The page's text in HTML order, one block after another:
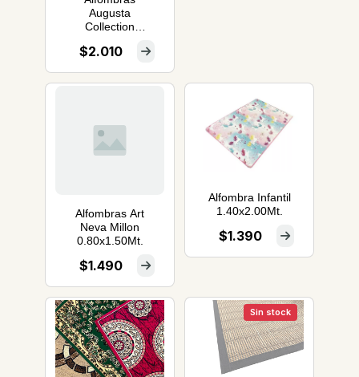
Augusta
Collection
$2.010
Alfombras Art
Neva Millon
0.80x1.50Mt.
$1.490
Alfombra Infantil
1.40x2.00Mt.
$1.390
Sin stock